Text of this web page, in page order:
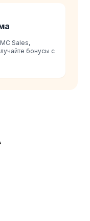
Sales,
бонусы с